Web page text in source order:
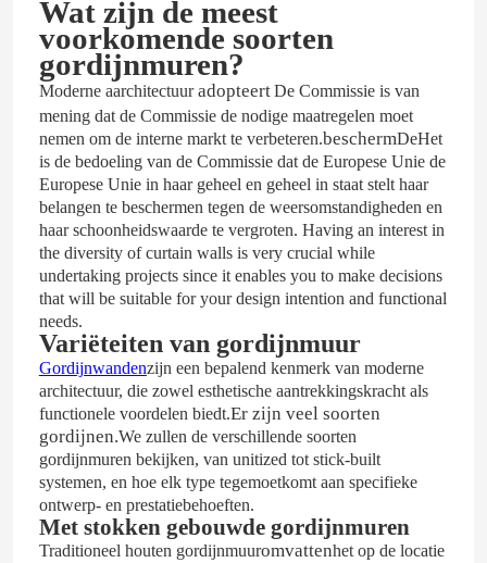
Wat zijn de meest
voorkomende soorten
gordijnmuren?
Moderne aarchitectuur adopteertDe Commissie is van
mening dat de Commissie de nodige maatregelen moet
nemen om de interne markt te verbeteren.beschermDeHet
is de bedoeling van de Commissie dat de Europese Unie de
Europese Unie in haar geheel en geheel in staat stelt haar
belangen te beschermen tegen de weersomstandigheden en
haar schoonheidswaarde te vergroten. Having an interest in
the diversity of curtain walls is very crucial while
undertaking projects since it enables you to make decisions
that will be suitable for your design intention and functional
needs.
Variëteiten van gordijnmuur
Gordijnwandenzijn een bepalend kenmerk van moderne
architectuur, die zowel esthetische aantrekkingskracht als
functionele voordelen biedt.Er zijn veel soorten
gordijnen.We zullen de verschillende soorten
gordijnmuren bekijken, van unitized tot stick-built
systemen, en hoe elk type tegemoetkomt aan specifieke
ontwerp- en prestatiebehoeften.
Met stokken gebouwde gordijnmuren
Traditioneel houten gordijnmuuromvattenhet op de locatie